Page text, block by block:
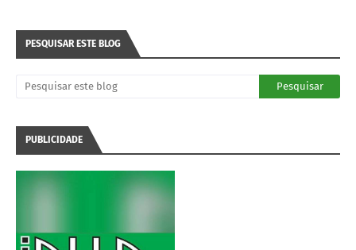
PESQUISAR ESTE BLOG
PUBLICIDADE